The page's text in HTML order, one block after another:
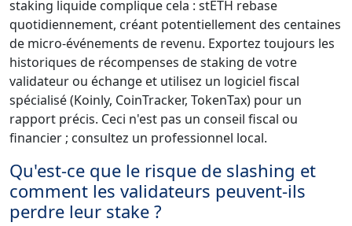
staking liquide complique cela : stETH rebase
quotidiennement, créant potentiellement des centaines
de micro-événements de revenu. Exportez toujours les
historiques de récompenses de staking de votre
validateur ou échange et utilisez un logiciel fiscal
spécialisé (Koinly, CoinTracker, TokenTax) pour un
rapport précis. Ceci n'est pas un conseil fiscal ou
financier ; consultez un professionnel local.
Qu'est-ce que le risque de slashing et
comment les validateurs peuvent-ils
perdre leur stake ?